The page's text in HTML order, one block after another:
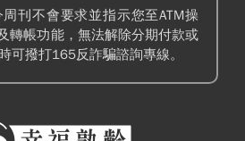
周刊不會要求並指示您至ATM操
轉帳功能，無法解除分期付款或
可撥打165反詐騙諮詢專線。